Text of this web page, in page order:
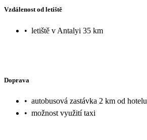
Vzdálenost od letiště
• letiště v Antalyi 35 km
Doprava
• autobusová zastávka 2 km od hotelu
• možnost využití taxi